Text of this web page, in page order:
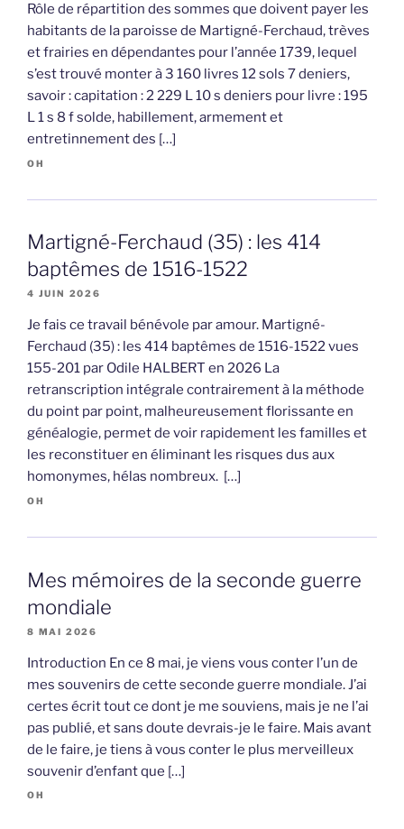
Rôle de répartition des sommes que doivent payer les
habitants de la paroisse de Martigné-Ferchaud, trèves
et frairies en dépendantes pour l’année 1739, lequel
s’est trouvé monter à 3 160 livres 12 sols 7 deniers,
savoir : capitation : 2 229 L 10 s deniers pour livre : 195
L 1 s 8 f solde, habillement, armement et
entretinnement des […]
OH
Martigné-Ferchaud (35) : les 414
baptêmes de 1516-1522
4 JUIN 2026
Je fais ce travail bénévole par amour. Martigné-
Ferchaud (35) : les 414 baptêmes de 1516-1522 vues
155-201 par Odile HALBERT en 2026 La
retranscription intégrale contrairement à la méthode
du point par point, malheureusement florissante en
généalogie, permet de voir rapidement les familles et
les reconstituer en éliminant les risques dus aux
homonymes, hélas nombreux. […]
OH
Mes mémoires de la seconde guerre
mondiale
8 MAI 2026
Introduction En ce 8 mai, je viens vous conter l’un de
mes souvenirs de cette seconde guerre mondiale. J’ai
certes écrit tout ce dont je me souviens, mais je ne l’ai
pas publié, et sans doute devrais-je le faire. Mais avant
de le faire, je tiens à vous conter le plus merveilleux
souvenir d’enfant que […]
OH